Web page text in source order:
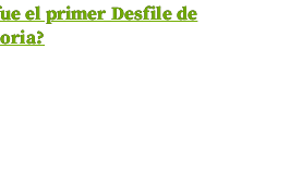
el primer Desfile de